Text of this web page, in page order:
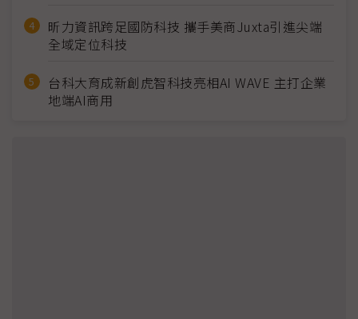
昕力資訊跨足國防科技 攜手美商Juxta引進尖端
全域定位科技
台科大育成新創虎智科技亮相AI WAVE 主打企業
地端AI商用